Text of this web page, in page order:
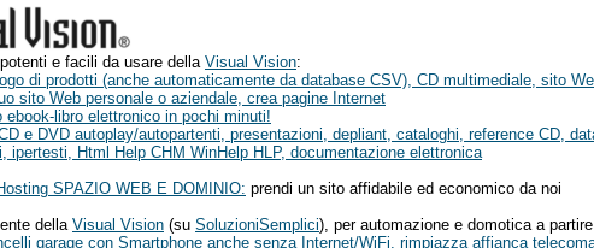
e facili da usare della Visual Vision:
di prodotti (anche automaticamente da database CSV), CD multimediale, sito
sito Web personale o aziendale, crea pagine Internet
ebook-libro elettronico in pochi minuti!
e DVD autoplay/autopartenti, presentazioni, depliant, cataloghi, reference CD,
ipertesti, Html Help CHM WinHelp HLP, documentazione elettronica
SPAZIO WEB E DOMINIO: prendi un sito affidabile ed economico da noi
dellaVisual Vision (su SoluzioniSemplici), per automazione e domotica a
garage con Smartphone anche senza Internet/WiFi, rimpiazza affianca